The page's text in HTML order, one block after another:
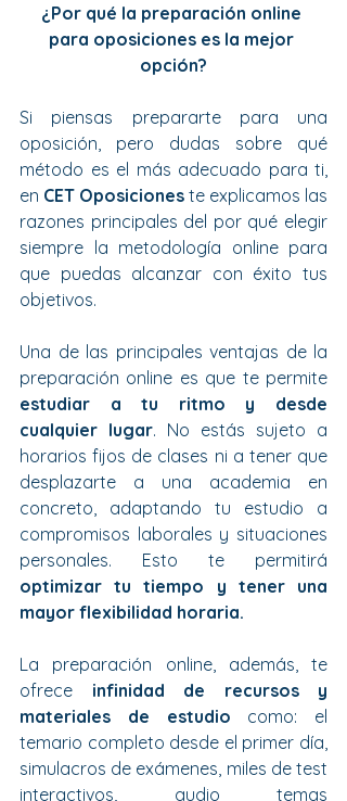
¿Por qué la preparación online
para oposiciones es la mejor
opción?
Si piensas prepararte para una
oposición, pero dudas sobre qué
método es el más adecuado para ti,
en CET Oposiciones te explicamos las
razones principales del por qué elegir
siempre la metodología online para
que puedas alcanzar con éxito tus
objetivos.
Una de las principales ventajas de la
estudiar a tu ritmo y desde
cualquier lugar. No estás sujeto a
horarios fijos de clases ni a tener que
desplazarte a una academia en
concreto, adaptando tu estudio a
compromisos laborales y situaciones
optimizar tu tiempo y tener una
mayor flexibilidad horaria.
La preparación online, además, te
ofrece infinidad de recursos y
materiales de estudio como: el
temario completo desde el primer día,
simulacros de exámenes, miles de test
interactivos, audio temas